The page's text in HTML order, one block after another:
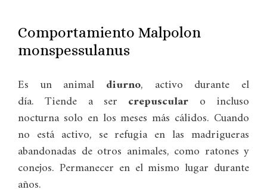
Comportamiento Malpolon
monspessulanus
Es un animal diurno, activo durante el
día. Tiende a ser crepuscular o incluso
nocturna solo en los meses más cálidos. Cuando
no está activo, se refugia en las madrigueras
abandonadas de otros animales, como ratones y
conejos. Permanecer en el mismo lugar durante
años.